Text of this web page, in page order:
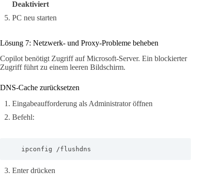
Deaktiviert
PC neu starten
Lösung 7: Netzwerk- und Proxy-Probleme beheben
Copilot benötigt Zugriff auf Microsoft-Server. Ein blockierter
Zugriff führt zu einem leeren Bildschirm.
DNS-Cache zurücksetzen
Eingabeaufforderung als Administrator öffnen
Befehl:
   ipconfig /flushdns
Enter drücken